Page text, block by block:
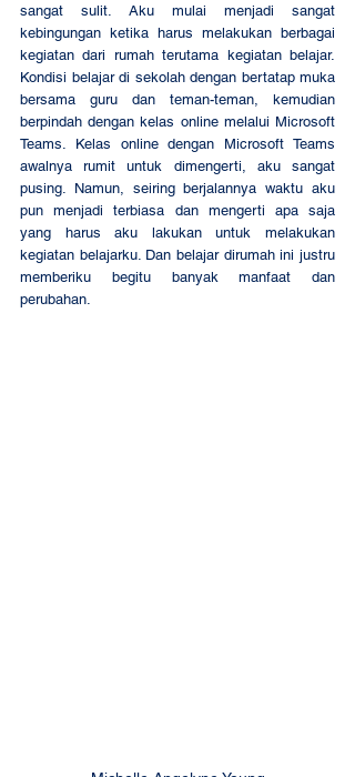
sangat sulit. Aku mulai menjadi sangat
kebingungan ketika harus melakukan berbagai
kegiatan dari rumah terutama kegiatan belajar.
Kondisi belajar di sekolah dengan bertatap muka
bersama guru dan teman-teman, kemudian
berpindah dengan kelas online melalui Microsoft
Teams. Kelas online dengan Microsoft Teams
awalnya rumit untuk dimengerti, aku sangat
pusing. Namun, seiring berjalannya waktu aku
pun menjadi terbiasa dan mengerti apa saja
yang harus aku lakukan untuk melakukan
kegiatan belajarku. Dan belajar dirumah ini justru
memberiku begitu banyak manfaat dan
perubahan.